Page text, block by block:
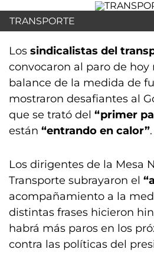
TRANSPORTE
Los sindicalistas del
convocaron al paro de hoy
balance de la medida de
mostraron desafiantes al
que se trató del “primer
están “entrando en calor”.
Los dirigentes de la Mesa
Transporte subrayaron el
acompañamiento a la
distintas frases hicieron
habrá más paros en los
contra las políticas del